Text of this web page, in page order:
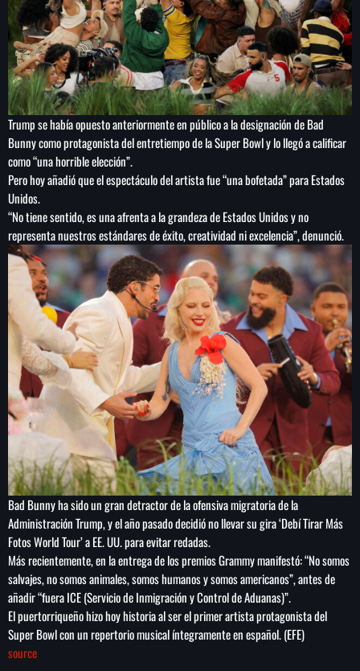
Irán anuncia que el acuerdo con Omán para
gestionar el estrecho de Ormuz está en su
‘fase final de revisión’
Murió Jorge Messi, padre de Lionel, a los 68
años
Trump se había opuesto anteriormente en público a la designación de Bad
Bunny como protagonista del entretiempo de la Super Bowl y lo llegó a calificar
como “una horrible elección”.
Pero hoy añadió que el espectáculo del artista fue “una bofetada” para Estados
Unidos.
“No tiene sentido, es una afrenta a la grandeza de Estados Unidos y no
representa nuestros estándares de éxito, creatividad ni excelencia”, denunció.
Bad Bunny ha sido un gran detractor de la ofensiva migratoria de la
Administración Trump, y el año pasado decidió no llevar su gira ‘Debí Tirar Más
Fotos World Tour’ a EE. UU. para evitar redadas.
Más recientemente, en la entrega de los premios Grammy manifestó: “No somos
salvajes, no somos animales, somos humanos y somos americanos”, antes de
añadir “fuera ICE (Servicio de Inmigración y Control de Aduanas)”.
El puertorriqueño hizo hoy historia al ser el primer artista protagonista del
Super Bowl con un repertorio musical íntegramente en español. (EFE)
source